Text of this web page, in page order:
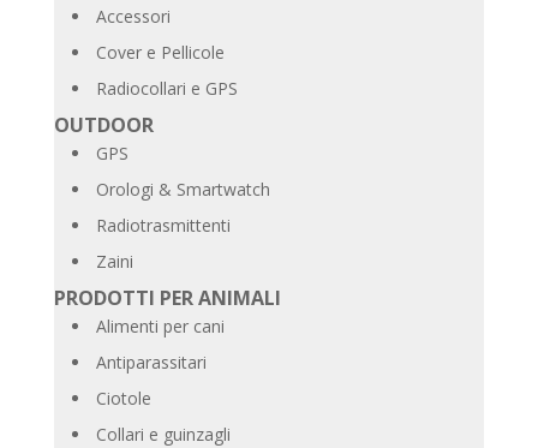
Accessori
Cover e Pellicole
Radiocollari e GPS
OUTDOOR
GPS
Orologi & Smartwatch
Radiotrasmittenti
Zaini
PRODOTTI PER ANIMALI
Alimenti per cani
Antiparassitari
Ciotole
Collari e guinzagli